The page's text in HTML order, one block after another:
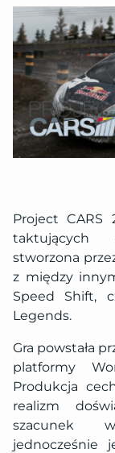
Project
taktujących
stworzona
z między
Speed Shift,
Legends.
Gra powstała
platformy
Produkcja
realizm
szacunek
jednocześnie